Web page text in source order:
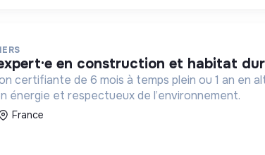
expert·e en construction et habitat
certifiante de 6 mois à temps plein ou 1 an en
énergie et respectueux de l’environnement.
France